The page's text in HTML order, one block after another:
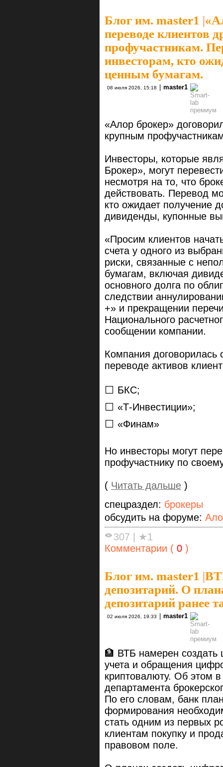
Блог им. master1 |
переводе клиентов
профучастникам.
инвесторам, кто
ценным бумагам.
08 июля 2026, 15:18 master1
«Алор брокер»
крупным
Инвесторы, которые
Брокер», могут
несмотря на то, что
действовать. Перевод
кто ожидает получение
дивиденды, купонные
«Просим клиентов
счета у одного из
риски, связанные с
бумагам, включая
основного долга по
следствии
+» и прекращении
Национального
сообщении компании.
Компания
переводе активов
⬜️ БКС;
⬜️ «Т-Инвестиции»;
⬜️ «Финам»
Но инвесторы могут
профучастнику по
( Читать дальше )
спецраздел: брокеры
обсудить на форуме:
307
★1
Комментарии ( 0 )
Блог им. master1 |
депозитарий. О
депозитарий ранее
02 июля 2026, 19:33 master1
🏦 ВТБ намерен создать
учета и обращения
криптовалюту. Об этом
департамента
По его словам, банк
формирования
стать одним из первых
клиентам покупку и
правовом поле.